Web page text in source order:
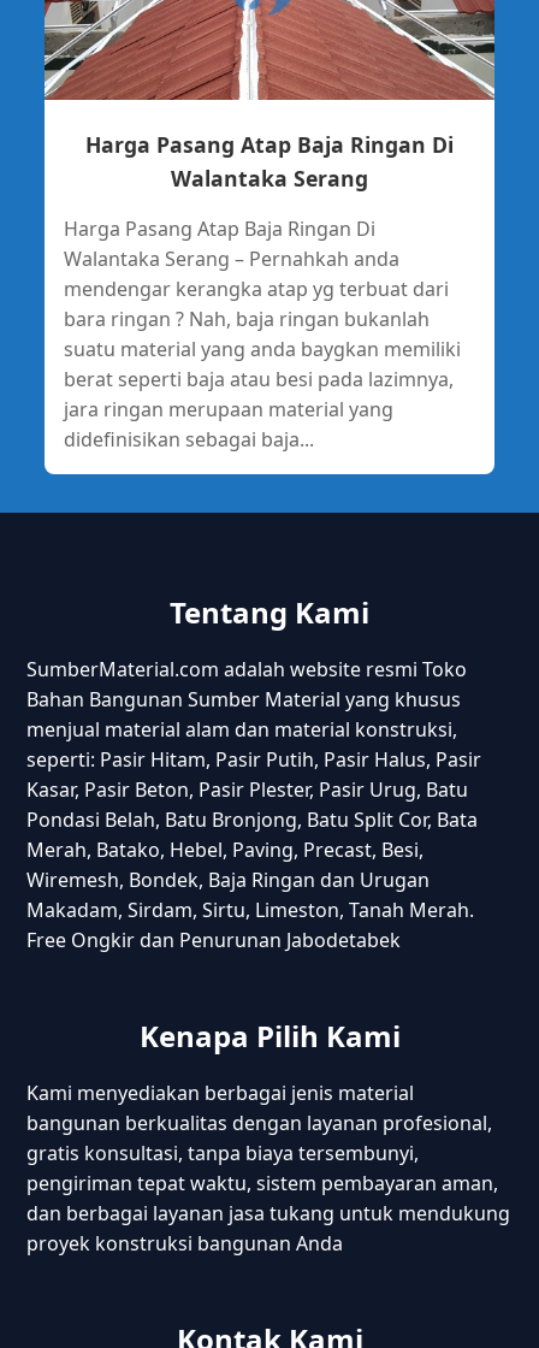
Harga Pasang Atap Baja Ringan Di
Walantaka Serang
Harga Pasang Atap Baja Ringan Di
Walantaka Serang – Pernahkah anda
mendengar kerangka atap yg terbuat dari
bara ringan ? Nah, baja ringan bukanlah
suatu material yang anda baygkan memiliki
berat seperti baja atau besi pada lazimnya,
jara ringan merupaan material yang
didefinisikan sebagai baja...
Tentang Kami
SumberMaterial.com adalah website resmi Toko
Bahan Bangunan Sumber Material yang khusus
menjual material alam dan material konstruksi,
seperti: Pasir Hitam, Pasir Putih, Pasir Halus, Pasir
Kasar, Pasir Beton, Pasir Plester, Pasir Urug, Batu
Pondasi Belah, Batu Bronjong, Batu Split Cor, Bata
Merah, Batako, Hebel, Paving, Precast, Besi,
Wiremesh, Bondek, Baja Ringan dan Urugan
Makadam, Sirdam, Sirtu, Limeston, Tanah Merah.
Free Ongkir dan Penurunan Jabodetabek
Kenapa Pilih Kami
Kami menyediakan berbagai jenis material
bangunan berkualitas dengan layanan profesional,
gratis konsultasi, tanpa biaya tersembunyi,
pengiriman tepat waktu, sistem pembayaran aman,
dan berbagai layanan jasa tukang untuk mendukung
proyek konstruksi bangunan Anda
Kontak Kami